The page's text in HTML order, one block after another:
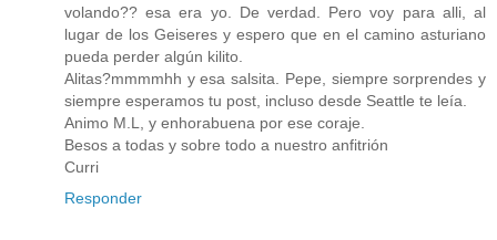
volando?? esa era yo. De verdad. Pero voy para alli, al
lugar de los Geiseres y espero que en el camino asturiano
pueda perder algún kilito.
Alitas?mmmmhh y esa salsita. Pepe, siempre sorprendes y
siempre esperamos tu post, incluso desde Seattle te leía.
Animo M.L, y enhorabuena por ese coraje.
Besos a todas y sobre todo a nuestro anfitrión
Curri
Responder